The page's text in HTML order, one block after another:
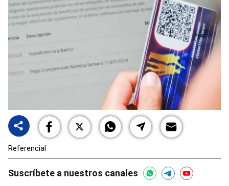
Referencial
Suscríbete a nuestros canales